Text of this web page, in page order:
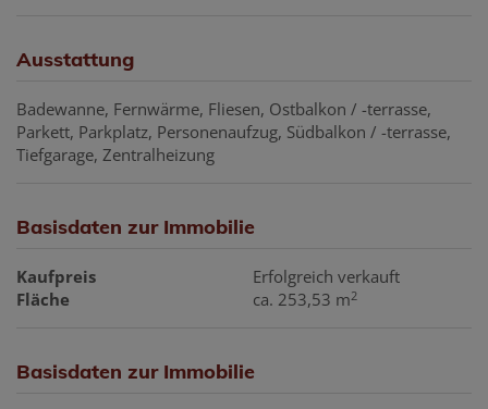
Ausstattung
Badewanne Fernwärme Fliesen Ostbalkon / -terrasse
Parkett Parkplatz Personenaufzug Südbalkon / -terrasse
Tiefgarage Zentralheizung
Basisdaten zur Immobilie
Kaufpreis
Erfolgreich verkauft
Fläche
ca. 253,53 m2
Basisdaten zur Immobilie